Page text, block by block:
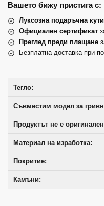
Вашето бижу пристига с:
Луксозна подаръчна
Официален сертификат
Преглед преди плащане
Безплатна доставка при
Тегло:
Съвместим модел за
Продуктът не е
Материал на изработка:
Покритие:
Камъни: